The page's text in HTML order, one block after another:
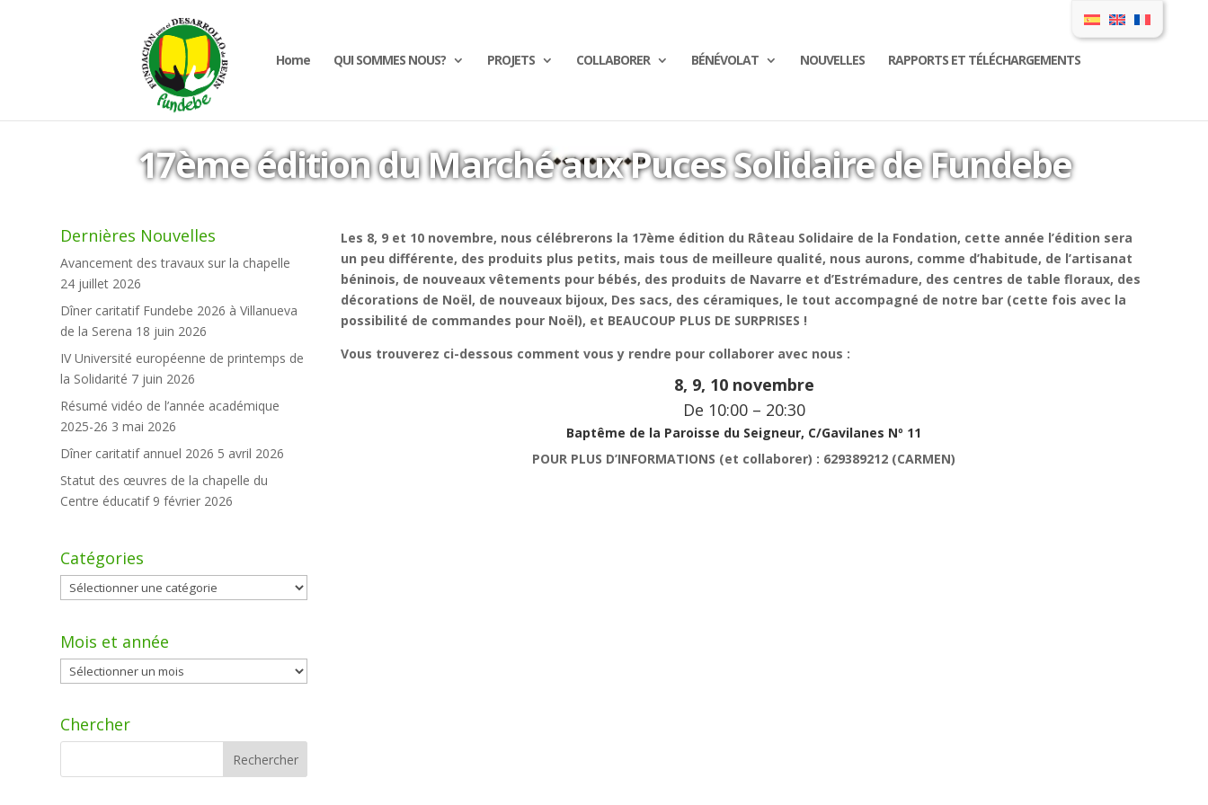
Home QUI SOMMES NOUS? PROJETS COLLABORER BÉNÉVOLAT NOUVELLES RAPPORTS ET TÉLÉCHARGEMENTS
17ème édition du Marché aux Puces Solidaire de Fundebe
Dernières Nouvelles
Avancement des travaux sur la chapelle
24 juillet 2026
Dîner caritatif Fundebe 2026 à Villanueva
de la Serena 18 juin 2026
IV Université européenne de printemps de
la Solidarité 7 juin 2026
Résumé vidéo de l’année académique
2025-26 3 mai 2026
Dîner caritatif annuel 2026 5 avril 2026
Statut des œuvres de la chapelle du
Centre éducatif 9 février 2026
Catégories
Catégories
Mois et année
Mois
et
Chercher
Les 8, 9 et 10 novembre, nous célébrerons la 17ème édition du Râteau Solidaire de la Fondation, cette année l’édition sera
un peu différente, des produits plus petits, mais tous de meilleure qualité, nous aurons, comme d’habitude, de l’artisanat
béninois, de nouveaux vêtements pour bébés, des produits de Navarre et d’Estrémadure, des centres de table floraux, des
décorations de Noël, de nouveaux bijoux, Des sacs, des céramiques, le tout accompagné de notre bar (cette fois avec la
possibilité de commandes pour Noël), et BEAUCOUP PLUS DE SURPRISES !
Vous trouverez ci-dessous comment vous y rendre pour collaborer avec nous :
8, 9, 10 novembre
De 10:00 – 20:30
Baptême de la Paroisse du Seigneur, C/Gavilanes Nº 11
POUR PLUS D’INFORMATIONS (et collaborer) : 629389212 (CARMEN)